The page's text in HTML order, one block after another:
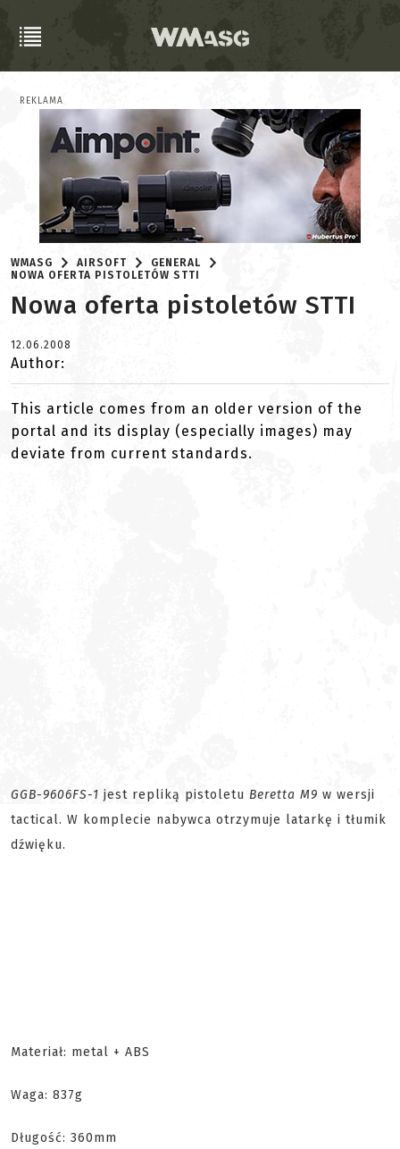
REKLAMA
WMASG AIRSOFT
GENERAL
NOWA OFERTA PISTOLETÓW STTI
Nowa oferta pistoletów STTI
12.06.2008
Author:
This article comes from an older version of the
portal and its display (especially images) may
deviate from current standards.
GGB-9606FS-1 jest repliką pistoletu Beretta M9 w wersji
tactical. W komplecie nabywca otrzymuje latarkę i tłumik
dźwięku.
Materiał: metal + ABS
Waga: 837g
Długość: 360mm